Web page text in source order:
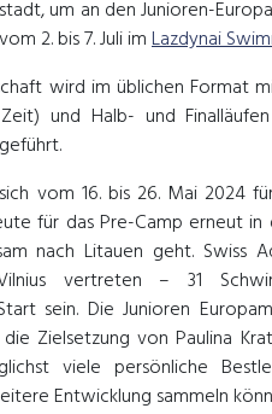
um an den Junioren-
2. bis 7. Juli imLazdynai
wird im üblichen Format
und Halb- und
vom 16. bis 26. Mai 2024
für das Pre-Camp erneut
nach Litauen geht. Swiss
vertreten – 31
sein. Die Junioren
Zielsetzung von Paulina
viele persönliche
Entwicklung sammeln